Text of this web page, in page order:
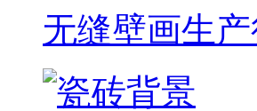
无缝壁画生